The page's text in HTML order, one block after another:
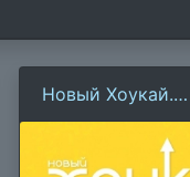
Новый Хоукай.
Соколиный Глаз